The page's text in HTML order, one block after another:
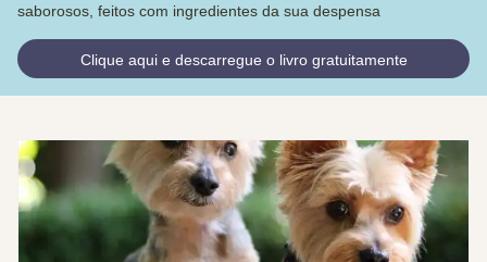
saborosos, feitos com ingredientes da sua despensa
Clique aqui e descarregue o livro gratuitamente